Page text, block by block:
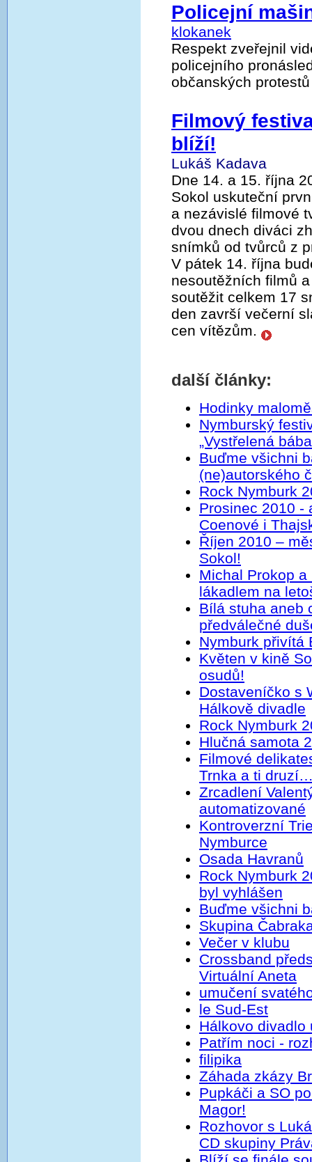
Policejní
klokanek
Respekt zveřejnil
policejního
občanských
Filmový
blíží!
Lukáš Kadava
Dne 14. a 15. října
Sokol uskuteční
a nezávislé filmové
dvou dnech diváci
snímků od tvůrců z
V pátek 14. října
nesoutěžních filmů
soutěžit celkem 17
den završí večerní
cen vítězům.
další články:
Hodinky
Nymburský
„Vystřelená
Buďme všichni
(ne)autorského
Rock Nymburk
Prosinec 2010 -
Coenové i
Říjen 2010 –
Sokol!
Michal Prokop
lákadlem na
Bílá stuha aneb
předválečné
Nymburk přivítá
Květen v kině
osudů!
Dostaveníčko s
Hálkově divadle
Rock Nymburk
Hlučná samota
Filmové
Trnka a ti
Zrcadlení
automatizované
Kontroverzní
Nymburce
Osada Havranů
Rock Nymburk
byl vyhlášen
Buďme všichni
Skupina
Večer v klubu
Crossband
Virtuální Aneta
umučení
le Sud-Est
Hálkovo divadlo
Patřím noci -
filipika
Záhada zkázy
Pupkáči a SO
Magor!
Rozhovor s
CD skupiny